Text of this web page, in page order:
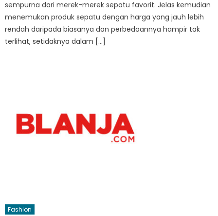
sempurna dari merek-merek sepatu favorit. Jelas kemudian
menemukan produk sepatu dengan harga yang jauh lebih
rendah daripada biasanya dan perbedaannya hampir tak
terlihat, setidaknya dalam […]
Fashion